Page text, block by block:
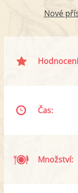
Nové
Čas:
Množství: